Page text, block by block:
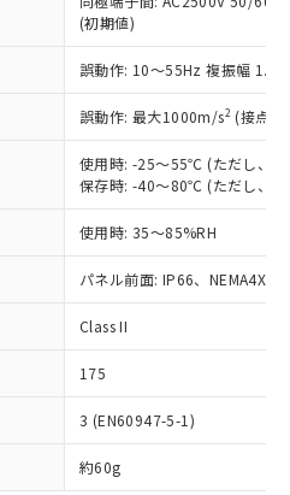
(初期値)
誤動作: 10～55Hz 複振幅
誤動作: 最大1000m/s2 (接点
使用時: -25～55℃ (ただし、氷
保存時: -40～80℃ (ただし、氷
使用時: 35～85%RH
パネル前面: IP66、NEMA4X,
Class II
175
3 (EN60947-5-1)
約60g
標準価格照会結果は、
新日時点での社内デー
されるものであり、閲
の実際の在庫および標
る場合があることをご
および標準価格はお客
またはお客様担当のオ
販売店・当社販売員に
器販売店や当社販売拠
トワーク
」をご確認
標準価格結果を当社の
第三者に漏洩または開
願いします。
（部品リスト作成サー
いただくには、I-Web
登録されている必要が
銀(Hg) 1000ppm以下、 カド
リ臭化ジフェニルエーテル類
タル酸ビス(2-エチルヘキシ
以下、フタル酸ブチ
以下、フタル酸ジブチル
フタル酸ジイソブチル
視および制御機器に対する
認しています。
状況などにより、予定
ります。
(GB/T26572)：
銀) : 1000ppm、 Cd(カドミウ
、 PBBs(ポリ臭化ビフェ
ポリ臭化ジフェニルエーテ
1000ppm、 DIBP(フタル酸ジ
BBP(フタル酸ブチルベンジ
ルヘキシル)) : 1000ppm
10物質）のすべてが基
示します。
状況下において有害物
、環境に深刻な影響を
味します。
当社販売部門へお問
物等」という）を輸出
提供する場合は、日本
可(または役務取引許
どの必要な手続きを
を破棄する場合は、完
ど、違法に輸出されな
段を講じます。
を、核兵器、ミサイ
生物兵器またはその他
らの製造装置等に一切
品を第三者に販売する
、2および3の内容を当
します。また当社は、
売に係わる関係者が違
それがある場合は、取
ません。
の在庫あり
満たないが在庫あり
最新の在庫状況につ
客様のお取引先、ま
担当のオムロン制御
・当社販売員にご確
種、また在庫状況の
していない機種